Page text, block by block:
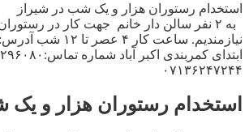
استخدام رستوران هزار و یک شب در شیراز
به ۲ نفر سالن دار خانم جهت کار در
نیازمندیم. ساعت کار
۰۷۱۳۶۲۴۷۲۴۴
استخدام رستوران هزار و یک